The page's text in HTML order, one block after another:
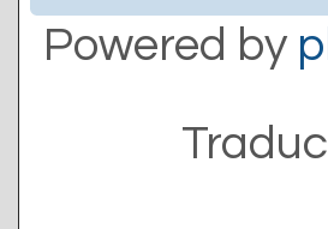
Powered by